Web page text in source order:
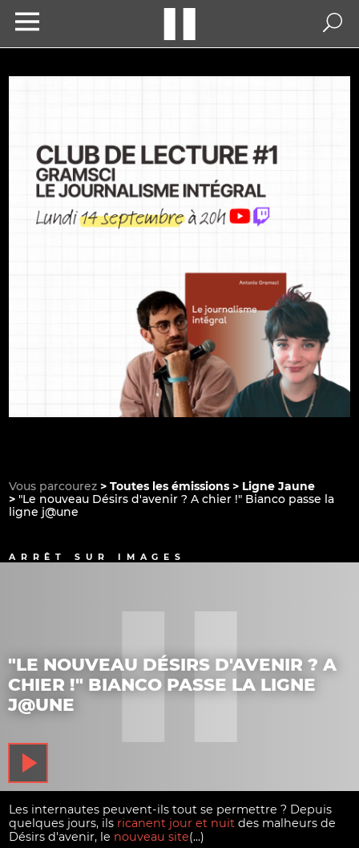
Vous parcourez Toutes les émissions
Ligne Jaune
"Le nouveau Désirs d'avenir ? A chier !" Bianco passe la
ligne j@une
ARRÊT SUR IMAGES
"LE NOUVEAU DÉSIRS D'AVENIR ? A
CHIER !" BIANCO PASSE LA LIGNE
J@UNE
Les internautes peuvent-ils tout se permettre ? Depuis
quelques jours, ils ricanent jour et nuit des malheurs de
Désirs d'avenir, le nouveau site(...)